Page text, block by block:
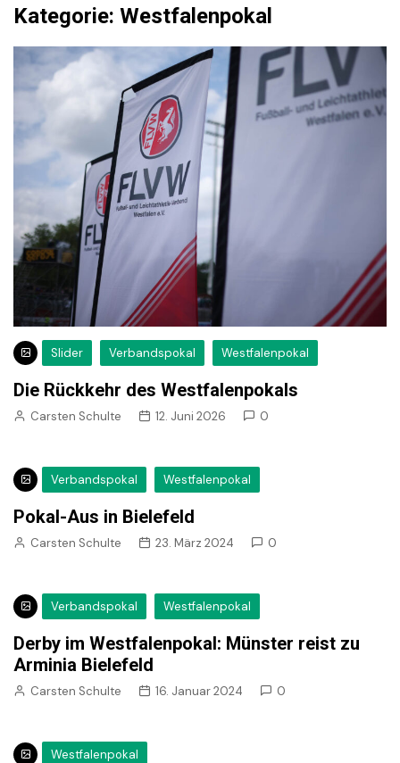
Kategorie: Westfalenpokal
Slider Verbandspokal Westfalenpokal
Die Rückkehr des Westfalenpokals
Carsten Schulte 12. Juni 2026 0
Verbandspokal Westfalenpokal
Pokal-Aus in Bielefeld
Carsten Schulte 23. März 2024 0
Verbandspokal Westfalenpokal
Derby im Westfalenpokal: Münster reist zu
Arminia Bielefeld
Carsten Schulte 16. Januar 2024 0
Westfalenpokal